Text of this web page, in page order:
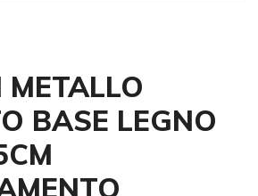
METALLO
BASE LEGNO